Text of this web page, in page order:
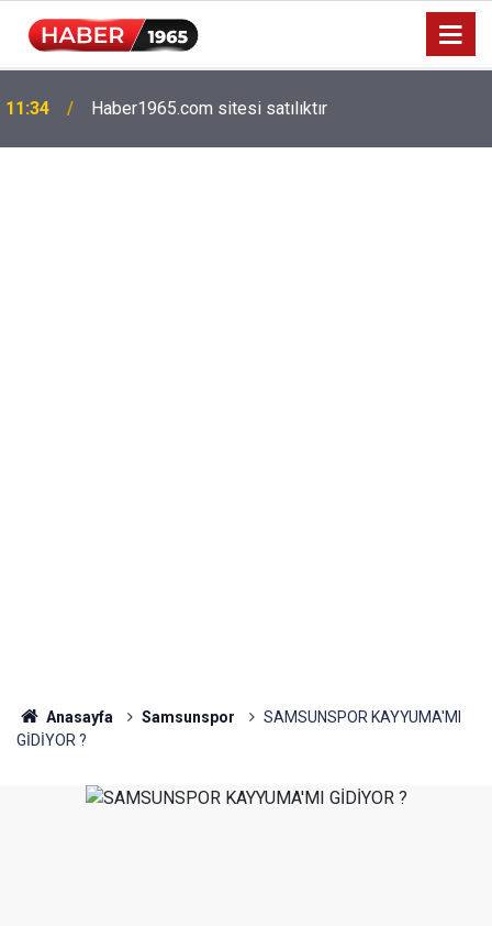
15:52
hesaplarda
Anasayfa Samsunspor
SAMSUNSPOR KAYYUMA'MI
GİDİYOR ?